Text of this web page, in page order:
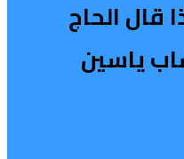
قال الحاج
ياسين